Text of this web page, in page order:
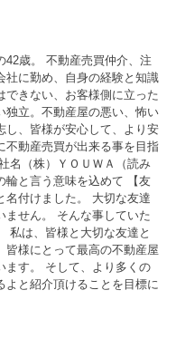
42歳。 不動産売買仲介、注
社に勤め、自身の経験と知識
できない、お客様側に立った
独立。不動産屋の悪い、怖い
し、皆様が安心して、より安
不動産売買が出来る事を目指
名（株）ＹＯＵＷＡ（読み
輪と言う意味を込めて 【友
名付けました。 大切な友達
ません。 そんな事していた
私は、皆様と大切な友達と
皆様にとって最高の不動産屋
ます。 そして、より多くの
よと紹介頂けることを目標に